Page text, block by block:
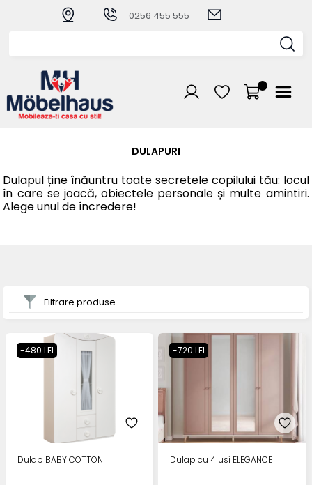
0256 455 555
DULAPURI
Dulapul ține înăuntru toate secretele copilului tău: locul
în care se joacă, obiectele personale și multe amintiri.
Alege unul de încredere!
Filtrare produse
-480 LEI
Dulap BABY COTTON
-720 LEI
Dulap cu 4 usi ELEGANCE